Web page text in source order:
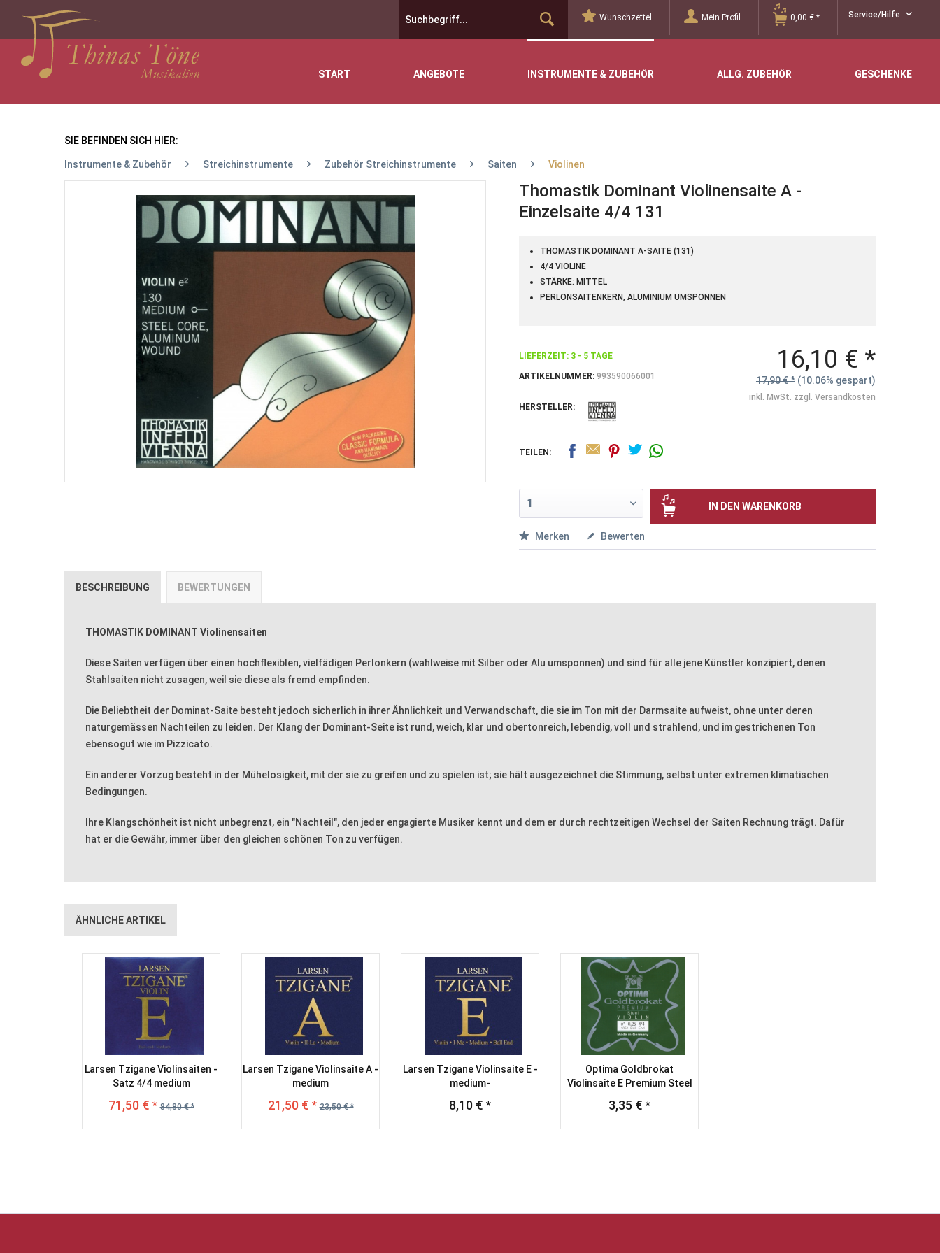
Service/Hilfe
Wunschzettel Mein Profil 0,00 € *
START ANGEBOTE INSTRUMENTE & ZUBEHÖR ALLG. ZUBEHÖR GESCHENKE
SIE BEFINDEN SICH HIER:
Instrumente & Zubehör Streichinstrumente Zubehör Streichinstrumente Saiten Violinen
Thomastik Dominant Violinensaite A -
Einzelsaite 4/4 131
THOMASTIK DOMINANT A-SAITE (131)
4/4 VIOLINE
STÄRKE: MITTEL
PERLONSAITENKERN, ALUMINIUM UMSPONNEN
LIEFERZEIT: 3 - 5 TAGE
ARTIKELNUMMER: 993590066001
HERSTELLER:
16,10 € *
17,90 € * (10.06% gespart)
inkl. MwSt. zzgl. Versandkosten
TEILEN:
IN DEN WARENKORB
Merken Bewerten
BESCHREIBUNG BEWERTUNGEN
THOMASTIK DOMINANT Violinensaiten
Diese Saiten verfügen über einen hochflexiblen, vielfädigen Perlonkern (wahlweise mit Silber oder Alu umsponnen) und sind für alle jene Künstler konzipiert, denen
Stahlsaiten nicht zusagen, weil sie diese als fremd empfinden.
Die Beliebtheit der Dominat-Saite besteht jedoch sicherlich in ihrer Ähnlichkeit und Verwandschaft, die sie im Ton mit der Darmsaite aufweist, ohne unter deren
naturgemässen Nachteilen zu leiden. Der Klang der Dominant-Seite ist rund, weich, klar und obertonreich, lebendig, voll und strahlend, und im gestrichenen Ton
ebensogut wie im Pizzicato.
Ein anderer Vorzug besteht in der Mühelosigkeit, mit der sie zu greifen und zu spielen ist; sie hält ausgezeichnet die Stimmung, selbst unter extremen klimatischen
Bedingungen.
Ihre Klangschönheit ist nicht unbegrenzt, ein "Nachteil", den jeder engagierte Musiker kennt und dem er durch rechtzeitigen Wechsel der Saiten Rechnung trägt. Dafür
hat er die Gewähr, immer über den gleichen schönen Ton zu verfügen.
ÄHNLICHE ARTIKEL
Larsen Tzigane Violinsaiten -
Satz 4/4 medium
71,50 € * 84,80 € *
Larsen Tzigane Violinsaite A -
medium
21,50 € * 23,50 € *
Larsen Tzigane Violinsaite E -
medium-
8,10 € *
Optima Goldbrokat
Violinsaite E Premium Steel
3,35 € *